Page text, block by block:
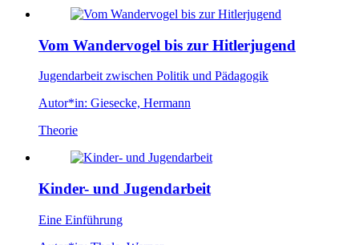
Vom Wandervogel bis zur Hitlerjugend
Jugendarbeit zwischen Politik und Pädagogik
Autor*in: Giesecke, Hermann
Theorie
Kinder- und Jugendarbeit
Eine Einführung